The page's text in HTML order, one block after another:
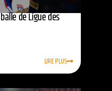
de Ligue des
LIRE PLUS